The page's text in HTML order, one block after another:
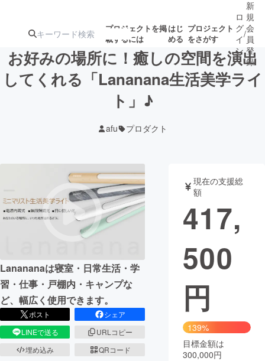
プロジェクトを掲
載するには
はじ
める
プロジェクト
をさがす
注目の新着プロ
募集終了が近いプ
テクノロジー・ガジェット
映像・映画 書籍・雑誌
チャレンジ
まちづくり・地域活性化
CAMPFIRE for Social Good CAMPFIRE Creation
CAMPFIREふるさと納税
コミュニティ
ロ
グ
イ
ン
/
新
規
会
員
登
録
お好みの場所に！癒しの空間を演出
してくれる「Lananana生活美学ライ
ト」♪
afu プロダクト
Lanananaは寝室・日常生活・学
習・仕事・戸棚内・キャンプな
ど、幅広く使用できます。
ポスト
シェア
LINEで送る
URLコピー
埋め込み
QRコード
現在の支援総
額
417,
500
円
139%
目標金額は
300,000円